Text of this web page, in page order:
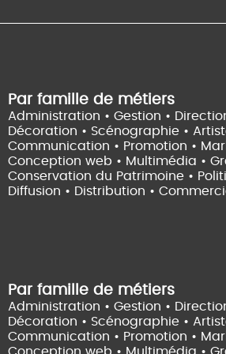
Par famille de métiers
Administration • Gestion •
Décoration • Scénographie •
Communication • Promotion •
Conception web • Multimédia •
Conservation du Patrimoine •
Diffusion • Distribution •
Par famille de métiers
Administration • Gestion •
Décoration • Scénographie •
Communication • Promotion •